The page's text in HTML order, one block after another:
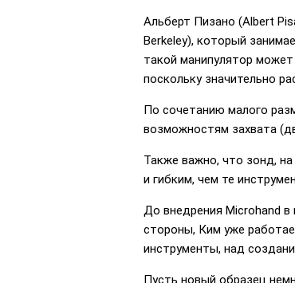
Альберт Пизано (Albert
Berkeley), который
такой манипулятор
поскольку значительно
По сочетанию малого
возможностям захвата
Также важно, что зонд,
и гибким, чем те
До внедрения Microhand в
стороны, Ким уже
инструменты, над
Пусть новый образец